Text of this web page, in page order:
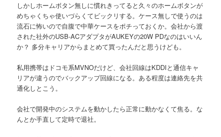
しかしホームボタン無しに慣れきってると久々のホームボタンが
めちゃくちゃ使いづらくてビックリする。ケース無しで使うのは
流石に怖いので自腹で中華ケースをポチっておくか。会社から渡
された社外のUSB-ACアダプタがAUKEYの20W PDなのはいいん
か？ 多分キャリアからまとめて買ったんだと思うけども。
私用携帯はドコモ系MVNOだけど、会社回線はKDDIと通信キャ
リアが違うのでバックアップ回線になる。ある程度は連絡先を共
通化しとこう。
会社で開発中のシステムを動かしたら正常に動かなくて焦る。な
んとか手直して定時で退社。